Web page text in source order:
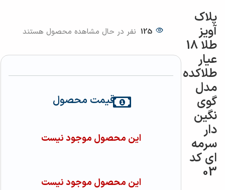
پلاک
آویز
طلا 18
عیار
طلاکده
مدل
گوی
نگین
دار
سرمه
ای کد
03
125 نفر در حال مشاهده محصول هستند
قیمت محصول
این محصول موجود نیست
این محصول موجود نیست